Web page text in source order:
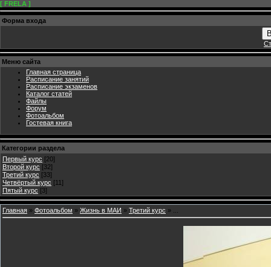
[ FRELA ]
Форма входа
Меню сайта
Главная страница
Расписание занятий
Расписание экзаменов
Каталог статей
Файлы
Форум
Фотоальбом
Гостевая книга
Категории раздела
Первый курс [20]
Второй курс [32]
Третий курс [33]
Четвёртый курс [11]
Пятый курс [3]
Главная » Фотоальбом » Жизнь в МАИ » Третий курс » ...